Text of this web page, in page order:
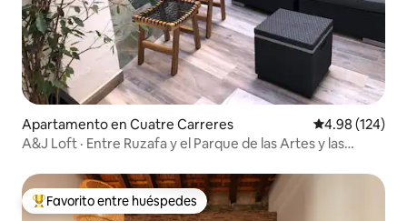
Apartamento en Cuatre Carreres Calificación
4.98 (124)
A&J Loft · Entre Ruzafa y el Parque de las Artes y las
Favorito entre huéspedes preferido
Favorito entre huéspedes